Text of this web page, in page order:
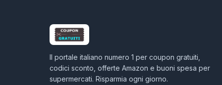
Il portale italiano numero 1 per coupon gratuiti,
codici sconto, offerte Amazon e buoni spesa per
supermercati. Risparmia ogni giorno.